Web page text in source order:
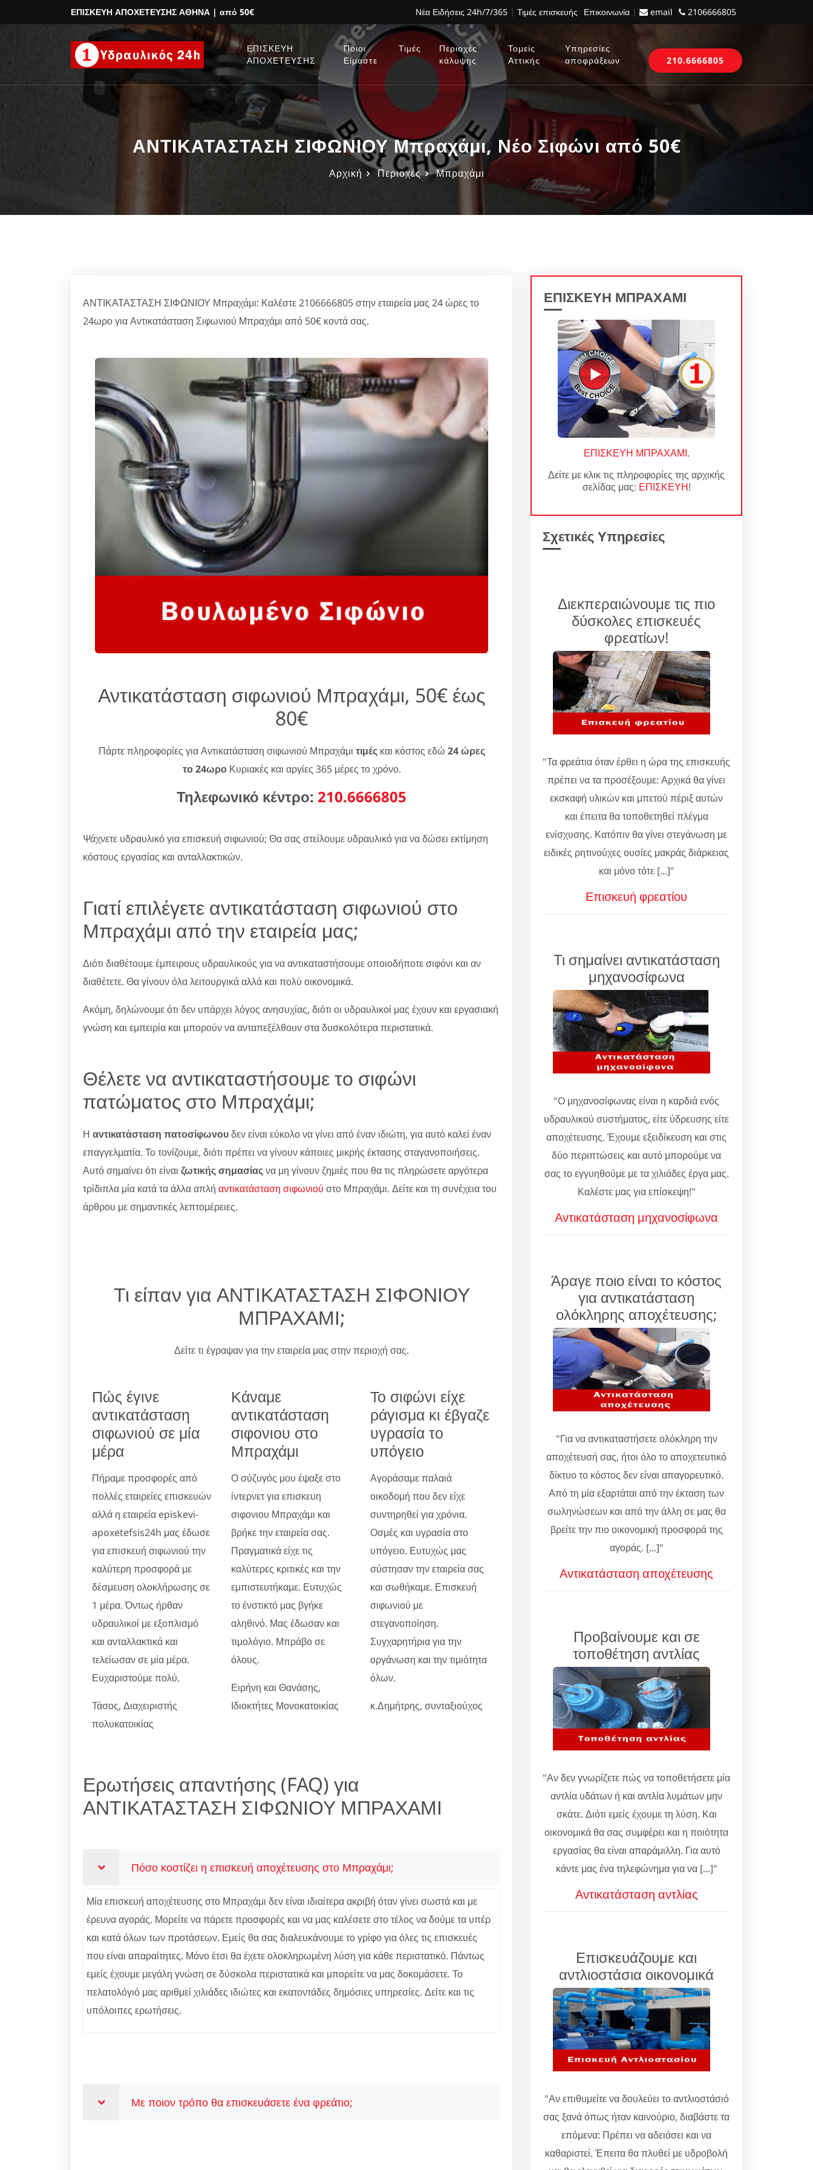
ΕΠΙΣΚΕΥΗ ΑΠΟΧΕΤΕΥΣΗΣ ΑΘΗΝΑ | από 50€ Νέα Ειδήσεις 24h/7/365 | Τιμές επισκευής Επικοινωνία | email 2106666805
ΕΠΙΣΚΕΥΗ
ΑΠΟΧΕΤΕΥΣΗΣ
Ποιοι
Είμαστε
Τιμές
Περιοχές
κάλυψης
Τομείς
Αττικής
Υπηρεσίες
αποφράξεων
210.6666805
ΑΝΤΙΚΑΤΑΣΤΑΣΗ ΣΙΦΩΝΙΟΥ Μπραχάμι, Νέο Σιφώνι από 50€
Αρχική Περιοχές Μπραχάμι
ΑΝΤΙΚΑΤΑΣΤΑΣΗ ΣΙΦΩΝΙΟΥ Μπραχάμι: Καλέστε 2106666805 στην εταιρεία μας 24 ώρες το
24ωρο για Αντικατάσταση Σιφωνιού Μπραχάμι από 50€ κοντά σας.
Αντικατάσταση σιφωνιού Μπραχάμι, 50€ έως
80€
Πάρτε πληροφορίες για Αντικατάσταση σιφωνιού Μπραχάμι τιμέςκαι κόστος εδώ 24 ώρες
το 24ωροΚυριακές και αργίες 365 μέρες το χρόνο.
Τηλεφωνικό κέντρο: 210.6666805
Ψάχνετε υδραυλικό για επισκευή σιφωνιού; Θα σας στείλουμε υδραυλικό για να δώσει εκτίμηση
κόστους εργασίας και ανταλλακτικών.
Γιατί επιλέγετε αντικατάσταση σιφωνιού στο
Μπραχάμι από την εταιρεία μας;
Διότι διαθέτουμε έμπειρους υδραυλικούς για να αντικαταστήσουμε οποιοδήποτε σιφόνι και αν
διαθέτετε. Θα γίνουν όλα λειτουργικά αλλά και πολύ οικονομικά.
Ακόμη, δηλώνουμε ότι δεν υπάρχει λόγος ανησυχίας, διότι οι υδραυλικοί μας έχουν και εργασιακή
γνώση και εμπειρία και μπορούν να ανταπεξέλθουν στα δυσκολότερα περιστατικά.
Θέλετε να αντικαταστήσουμε το σιφώνι
πατώματος στο Μπραχάμι;
Η αντικατάσταση πατοσίφωνουδεν είναι εύκολο να γίνει από έναν ιδιώτη, για αυτό καλεί έναν
επαγγελματία. Το τονίζουμε, διότι πρέπει να γίνουν κάποιες μικρής έκτασης σταγανοποιήσεις.
Αυτό σημαίνει ότι είναι ζωτικής σημασίαςνα μη γίνουν ζημιές που θα τις πληρώσετε αργότερα
τρίδιπλα μία κατά τα άλλα απλή αντικατάσταση σιφωνιού στο Μπραχάμι. Δείτε και τη συνέχεια του
άρθρου με σημαντικές λεπτομέρειες.
Τι είπαν για ΑΝΤΙΚΑΤΑΣΤΑΣΗ ΣΙΦΟΝΙΟΥ
ΜΠΡΑΧΑΜΙ;
Δείτε τι έγραψαν για την εταιρεία μας στην περιοχή σας.
Πώς έγινε
αντικατάσταση
σιφωνιού σε μία
μέρα
Πήραμε προσφορές από
πολλές εταιρείες επισκευών
αλλά η εταιρεία episkevi-
apoxetefsis24h μας έδωσε
για επισκευή σιφωνιού την
καλύτερη προσφορά με
δέσμευση ολοκλήρωσης σε
1 μέρα. Όντως ήρθαν
υδραυλικοί με εξοπλισμό
και ανταλλακτικά και
τελείωσαν σε μία μέρα.
Ευχαριστούμε πολύ.
Τάσος, Διαχειριστής
πολυκατοικίας
Κάναμε
αντικατάσταση
σιφονιου στο
Μπραχάμι
Ο σύζυγός μου έψαξε στο
ίντερνετ για επισκευη
σιφονιου Μπραχάμι και
βρήκε την εταιρεία σας.
Πραγματικά είχε τις
καλύτερες κριτικές και την
εμπιστευτήκαμε. Ευτυχώς
το ένστικτό μας βγήκε
αληθινό. Μας έδωσαν και
τιμολόγιο. Μπράβο σε
όλους.
Ειρήνη και Θανάσης,
Ιδιοκτήτες Μονοκατοικίας
Το σιφώνι είχε
ράγισμα κι έβγαζε
υγρασία το
υπόγειο
Αγοράσαμε παλαιά
οικοδομή που δεν είχε
συντηρηθεί για χρόνια.
Οσμές και υγρασία στο
υπόγειο. Ευτυχώς μας
σύστησαν την εταιρεία σας
και σωθήκαμε. Επισκευή
σιφωνιού με
στεγανοποίηση.
Συγχαρητήρια για την
οργάνωση και την τιμιότητα
όλων.
κ.Δημήτρης, συνταξιούχος
Ερωτήσεις απαντήσης (FAQ) για
ΑΝΤΙΚΑΤΑΣΤΑΣΗ ΣΙΦΩΝΙΟΥ ΜΠΡΑΧΑΜΙ
Πόσο κοστίζει η επισκευή αποχέτευσης στο Μπραχάμι;
Μία επισκευή αποχέτευσης στο Μπραχάμι δεν είναι ιδιαίτερα ακριβή όταν γίνει σωστά και με
έρευνα αγοράς. Μορείτε να πάρετε προσφορές και να μας καλέσετε στο τέλος να δούμε τα υπέρ
και κατά όλων των προτάσεων. Εμείς θα σας διαλευκάνουμε το γρίφο για όλες τις επισκευές
που είναι απαραίτητες. Μόνο έτσι θα έχετε ολοκληρωμένη λύση για κάθε περιστατικό. Πάντως
εμείς έχουμε μεγάλη γνώση σε δύσκολα περιστατικά και μπορείτε να μας δοκομάσετε. Το
πελατολόγιό μας αριθμεί χιλιάδες ιδιώτες και εκατοντάδες δημόσιες υπηρεσίες. Δείτε και τις
υπόλοιπες ερωτήσεις.
Με ποιον τρόπο θα επισκευάσετε ένα φρεάτιο;
ΕΠΙΣΚΕΥΗ ΜΠΡΑΧΑΜΙ
ΕΠΙΣΚΕΥΗ ΜΠΡΑΧΑΜΙ.
Δείτε με κλικ τις πληροφορίες της αρχικής
σελίδας μας: ΕΠΙΣΚΕΥΗ!
Σχετικές Υπηρεσίες
Διεκπεραιώνουμε τις πιο
δύσκολες επισκευές
φρεατίων!
"Τα φρεάτια όταν έρθει η ώρα της επισκευής
πρέπει να τα προσέξουμε: Αρχικά θα γίνει
εκσκαφή υλικών και μπετού πέριξ αυτών
και έπειτα θα τοποθετηθεί πλέγμα
ενίσχυσης. Κατόπιν θα γίνει στεγάνωση με
ειδικές ρητινούχες ουσίες μακράς διάρκειας
και μόνο τότε [...]"
Επισκευή φρεατίου
Τι σημαίνει αντικατάσταση
μηχανοσίφωνα
"Ο μηχανοσίφωνας είναι η καρδιά ενός
υδραυλικού συστήματος, είτε ύδρευσης είτε
αποχέτευσης. Έχουμε εξειδίκευση και στις
δύο περιπτώσεις και αυτό μπορούμε να
σας το εγγυηθούμε με τα χιλιάδες έργα μας.
Καλέστε μας για επίσκεψη!"
Αντικατάσταση μηχανοσίφωνα
Άραγε ποιο είναι το κόστος
για αντικατάσταση
ολόκληρης αποχέτευσης;
"Για να αντικαταστήσετε ολόκληρη την
αποχέτευσή σας, ήτοι όλο το αποχετευτικό
δίκτυο το κόστος δεν είναι απαγορευτικό.
Από τη μία εξαρτάται από την έκταση των
σωληνώσεων και από την άλλη σε μας θα
βρείτε την πιο οικονομική προσφορά της
αγοράς. [...]"
Αντικατάσταση αποχέτευσης
Προβαίνουμε και σε
τοποθέτηση αντλίας
"Αν δεν γνωρίζετε πώς να τοποθετήσετε μία
αντλία υδάτων ή και αντλία λυμάτων μην
σκάτε. Διότι εμείς έχουμε τη λύση. Και
οικονομικά θα σας συμφέρει και η ποιότητα
εργασίας θα είναι απαράμιλλη. Για αυτό
κάντε μας ένα τηλεφώνημα για να [...]"
Αντικατάσταση αντλίας
Επισκευάζουμε και
αντλιοστάσια οικονομικά
"Αν επιθυμείτε να δουλεύει το αντλιοστάσιό
σας ξανά όπως ήταν καινούριο, διαβάστε τα
επόμενα: Πρέπει να αδειάσει και να
καθαριστεί. Έπειτα θα πλυθεί με υδροβολή